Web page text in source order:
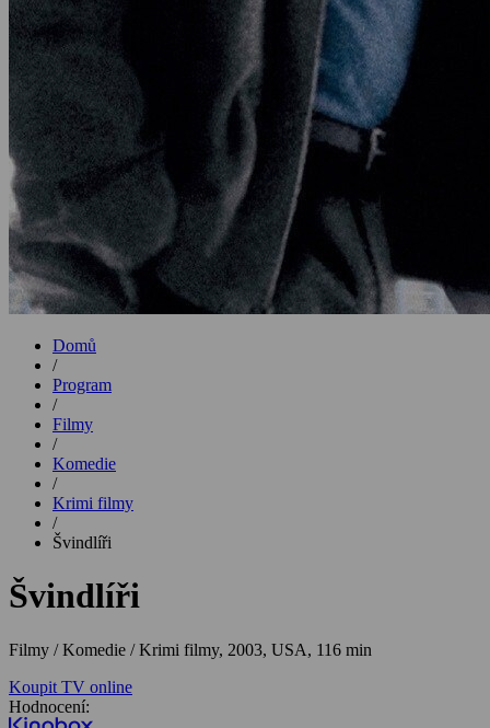
Domů
/
Program
/
Filmy
/
Komedie
/
Krimi filmy
/
Švindlíři
Švindlíři
Filmy / Komedie / Krimi filmy, 2003, USA, 116 min
Koupit TV online
Hodnocení: